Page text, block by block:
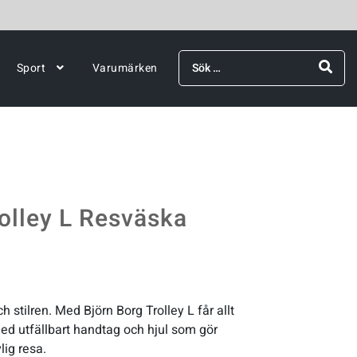
Sport Varumärken
Sök
efter:
L Resväska
stilren. Med Björn Borg Trolley L får allt
utfällbart handtag och hjul som gör
resa.